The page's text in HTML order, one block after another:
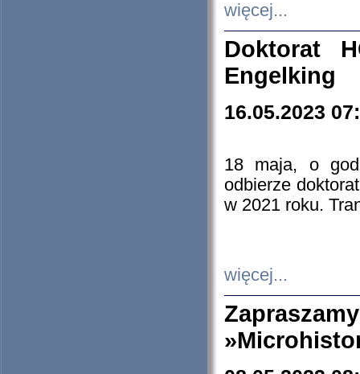
więcej...
Doktorat
Engelking
16.05.2023
18 maja, o
odbierze
w 2021 roku.
więcej...